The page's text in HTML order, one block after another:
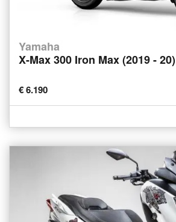
Yamaha
X-Max 300 Iron Max (2019 - 20)
€ 6.190